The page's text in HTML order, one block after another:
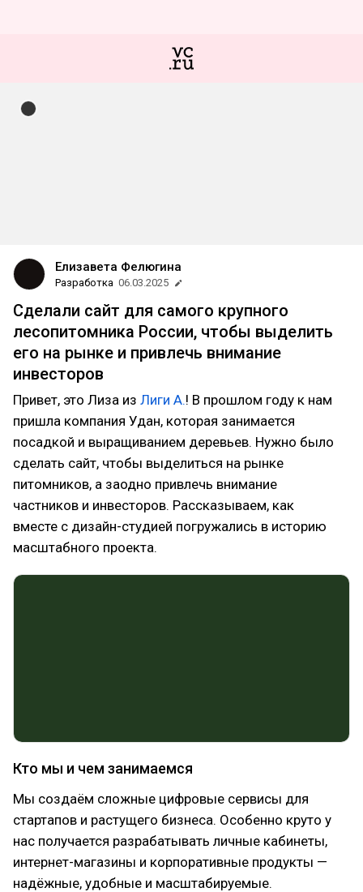
Елизавета Фелюгина
Разработка 06.03.2025
Сделали сайт для самого крупного
лесопитомника России, чтобы выделить
его на рынке и привлечь внимание
инвесторов
Привет, это Лиза из Лиги А.! В прошлом году к нам
пришла компания Удан, которая занимается
посадкой и выращиванием деревьев. Нужно было
сделать сайт, чтобы выделиться на рынке
питомников, а заодно привлечь внимание
частников и инвесторов. Рассказываем, как
вместе с дизайн-студией погружались в историю
масштабного проекта.
Кто мы и чем занимаемся
Мы создаём сложные цифровые сервисы для
стартапов и растущего бизнеса. Особенно круто у
нас получается разрабатывать личные кабинеты,
интернет-магазины и корпоративные продукты —
надёжные, удобные и масштабируемые.